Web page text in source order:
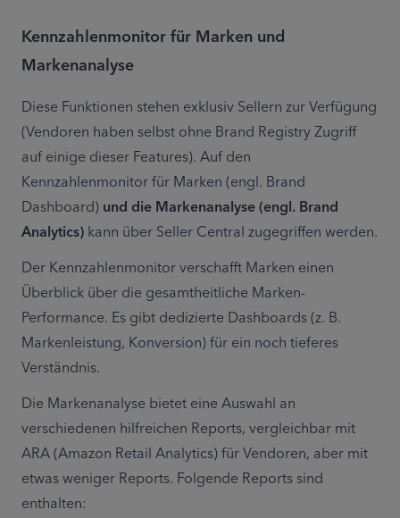
Kennzahlenmonitor für Marken und
Markenanalyse
Diese Funktionen stehen exklusiv Sellern zur Verfügung
(Vendoren haben selbst ohne Brand Registry Zugriff
auf einige dieser Features). Auf den
Kennzahlenmonitor für Marken (engl. Brand
Dashboard) und die Markenanalyse (engl. Brand
Analytics) kann über Seller Central zugegriffen werden.
Der Kennzahlenmonitor verschafft Marken einen
Überblick über die gesamtheitliche Marken-
Performance. Es gibt dedizierte Dashboards (z. B.
Markenleistung, Konversion) für ein noch tieferes
Verständnis.
Die Markenanalyse bietet eine Auswahl an
verschiedenen hilfreichen Reports, vergleichbar mit
ARA (Amazon Retail Analytics) für Vendoren, aber mit
etwas weniger Reports. Folgende Reports sind
enthalten: